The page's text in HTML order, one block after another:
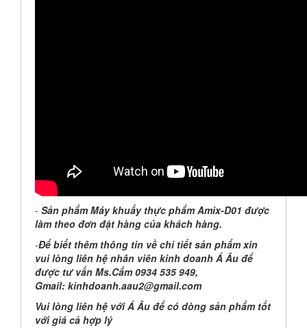
- Sản phẩm Máy khuấy thực phẩm Amix-D01 được
làm theo đơn đặt hàng của khách hàng.
-Để biết thêm thông tin về chi tiết sản phẩm xin
vui lòng liên hệ nhân viên kinh doanh Á Âu để
được tư vấn Ms.Cẩm0934 535 949,
Gmail: kinhdoanh.aau2@gmail.com
Vui lòng liên hệ với Á Âu để có dòng sản phẩm tốt
với giá cả hợp lý